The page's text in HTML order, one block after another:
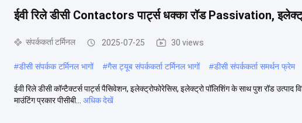
ईवी रिले डीसी Contactors पार्ट्स धक्का रॉड Passivation,
संपर्ककर्ता टर्मिनल 2025-07-25 30 views
#डीसी संपर्कक टर्मिनल भागों #गैस ट्यूब संपर्ककर्ता टर्मिनल भागों #डीसी संपर्ककर्ता समर्थन फ्रेम
ईवी रिले डीसी कॉन्टैक्टर्स पार्ट्स पैसिवेशन, इलेक्ट्रोफोरेसिस, इलेक्ट्रो पॉलिशिंग के साथ पुश रॉड उत्पाद
माउंटिंग प्रकार पीसीबी...
अधिक देखें